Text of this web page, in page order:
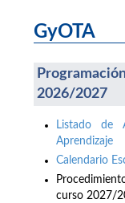
GyOTA
2026/2027
Listado de
Aprendizaje
Calendario
curso 2027/